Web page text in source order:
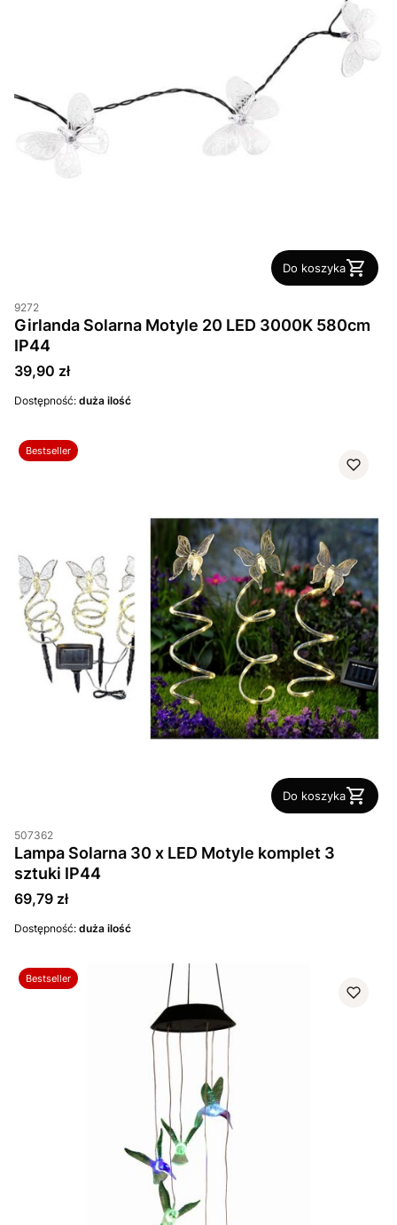
Do koszyka
9272
Girlanda Solarna Motyle 20 LED 3000K 580cm
IP44
Cena
39,90 zł
Dostępność: duża ilość
Bestseller
Do koszyka
507362
Lampa Solarna 30 x LED Motyle komplet 3
sztuki IP44
Cena
69,79 zł
Dostępność: duża ilość
Bestseller